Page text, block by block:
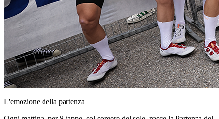
L'emozione della partenza